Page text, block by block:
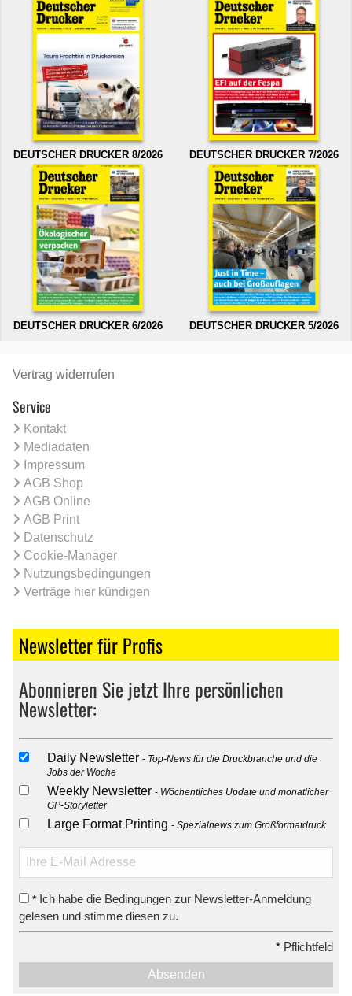
DEUTSCHER DRUCKER 8/2026 DEUTSCHER DRUCKER 7/2026
DEUTSCHER DRUCKER 6/2026 DEUTSCHER DRUCKER 5/2026
Vertrag widerrufen
Service
Kontakt
Mediadaten
Impressum
AGB Shop
AGB Online
AGB Print
Datenschutz
Cookie-Manager
Nutzungsbedingungen
Verträge hier kündigen
Newsletter für Profis
Abonnieren Sie jetzt Ihre persönlichen
Newsletter:
Daily Newsletter
Top-News für die Druckbranche und die
Jobs der Woche
Weekly Newsletter
Wöchentliches Update und monatlicher
GP-Storyletter
Large Format Printing Spezialnews zum Großformatdruck
* Ich habe die Bedingungen zur Newsletter-Anmeldung
gelesen und stimme diesen zu.
* Pflichtfeld
Absenden